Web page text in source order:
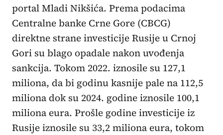
portal Mladi Nikšića. Prema podacima
Centralne banke Crne Gore (CBCG)
direktne strane investicije Rusije u Crnoj
Gori su blago opadale nakon uvođenja
sankcija. Tokom 2022. iznosile su 127,1
miliona, da bi godinu kasnije pale na 112,5
miliona dok su 2024. godine iznosile 100,1
miliona eura. Prošle godine investicije iz
Rusije iznosile su 33,2 miliona eura, tokom